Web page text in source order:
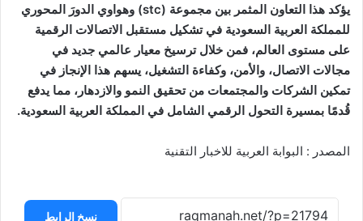
يؤكد هذا التعاون المثمر بين مجموعة (stc) وهواوي الدورَ المحوري
للمملكة العربية السعودية في تشكيل مستقبل الاتصالات الرقمية
على مستوى العالم، فمن خلال ترسيخ معيار عالمي جديد في
مجالات الاتصال، والأمن، وكفاءة التشغيل، يسهم هذا الإنجاز في
تمكين الشركات والمجتمعات من تحقيق النمو والازدهار، مما يدفع
قُدمًا بمسيرة التحول الرقمي الشامل في المملكة العربية السعودية.
المصدر : البوابة العربية للاخبار التقنية
نسخ الرابط